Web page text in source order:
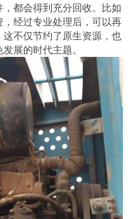
都会得到充分回收。比如
经过专业处理后，可以再
不仅节约了原生资源，也
展的时代主题。